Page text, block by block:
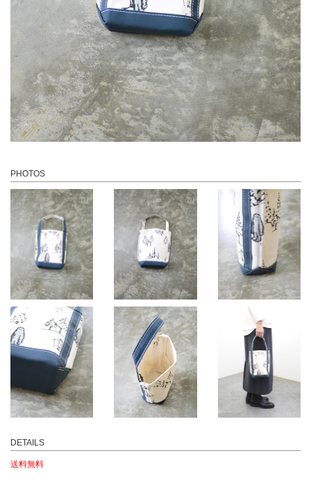
PHOTOS
DETAILS
送料無料